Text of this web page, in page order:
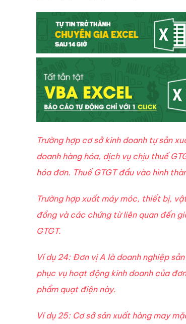
Trường hợp cơ sở kinh doanh tự sản
doanh hàng hóa, dịch vụ chịu thuế
hóa đơn. Thuế GTGT đầu vào hình
Trường hợp xuất máy móc, thiết bị,
đồng và các chứng từ liên quan đến
GTGT.
Ví dụ 24: Đơn vị A là doanh nghiệp
phục vụ hoạt động kinh doanh của
phẩm quạt điện này.
Ví dụ 25: Cơ sở sản xuất hàng may